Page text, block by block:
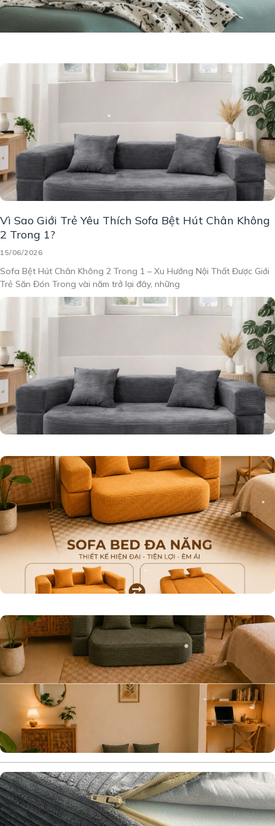
Vì Sao Giới Trẻ Yêu Thích Sofa Bệt Hút Chân Không
2 Trong 1?
15/06/2026
Sofa Bệt Hút Chân Không 2 Trong 1 – Xu Hướng Nội Thất Được Giới
Trẻ Săn Đón Trong vài năm trở lại đây, những